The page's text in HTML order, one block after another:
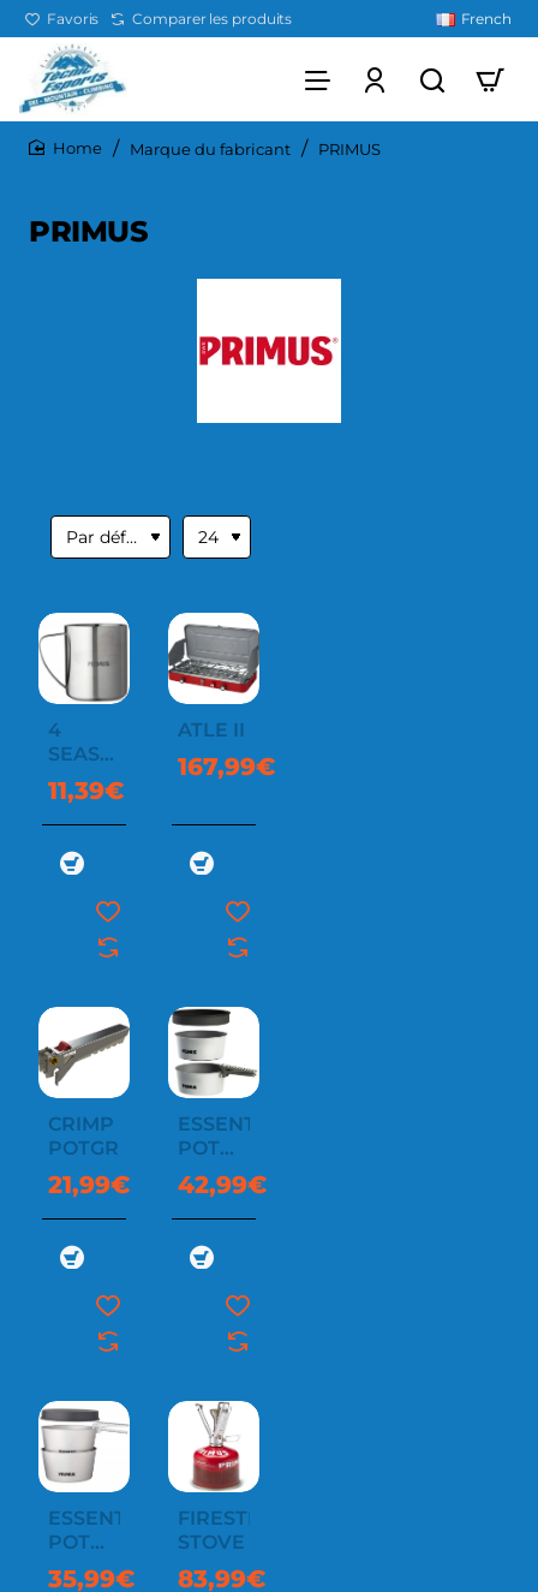
Favoris Comparer les produits French
Marque du fabricant PRIMUS
PRIMUS
4
SEASON
MUG
0.3 L
11,39€
ATLE II
167,99€
CRIMP
POTGRIPPER
21,99€
ESSENTIAL
POT
SET
1.3L
42,99€
ESSENTIAL
POT
SET
35,99€
FIRESTICK
STOVE
83,99€